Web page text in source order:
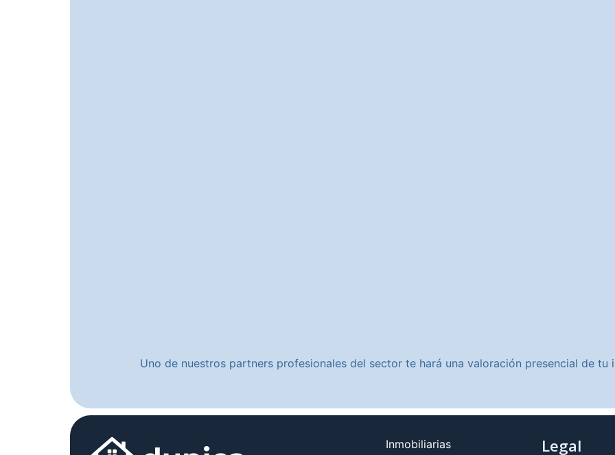
Uno de nuestros partners profesionales del sector te hará una valoración presencial de tu
Inmobiliarias Legal